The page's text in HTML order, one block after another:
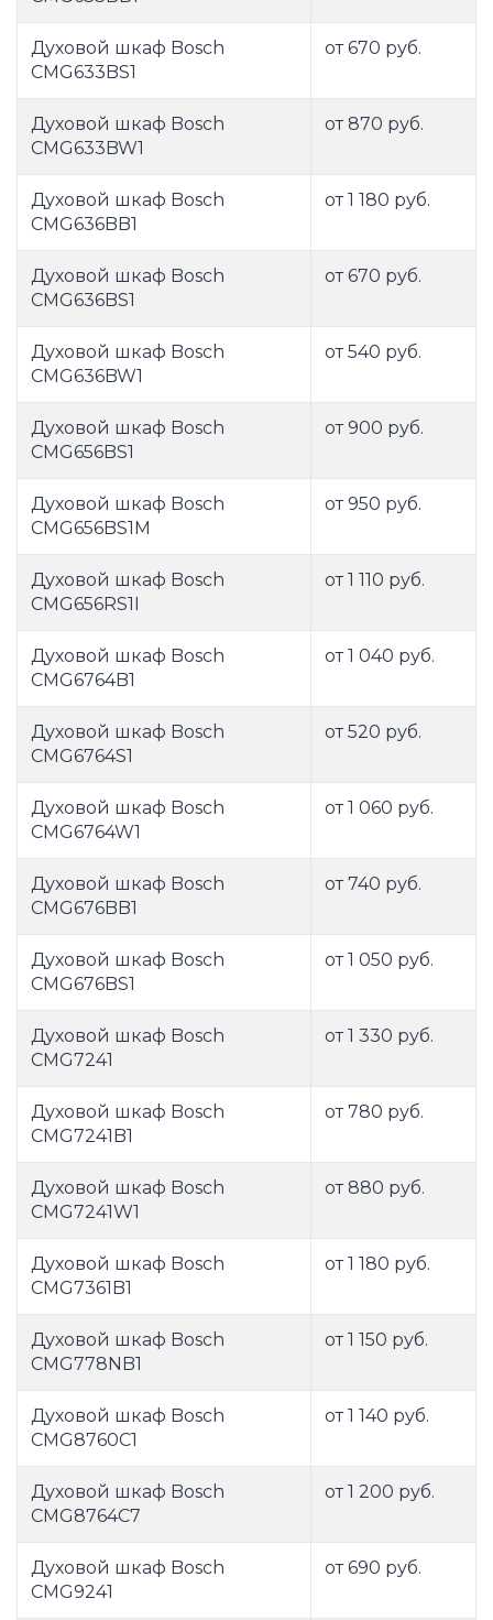
Духовой шкаф Bosch
CMG633BS1
от 670 руб.
Духовой шкаф Bosch
CMG633BW1
от 870 руб.
Духовой шкаф Bosch
CMG636BB1
от 1 180 руб.
Духовой шкаф Bosch
CMG636BS1
от 670 руб.
Духовой шкаф Bosch
CMG636BW1
от 540 руб.
Духовой шкаф Bosch
CMG656BS1
от 900 руб.
Духовой шкаф Bosch
CMG656BS1M
от 950 руб.
Духовой шкаф Bosch
CMG656RS1I
от 1 110 руб.
Духовой шкаф Bosch
CMG6764B1
от 1 040 руб.
Духовой шкаф Bosch
CMG6764S1
от 520 руб.
Духовой шкаф Bosch
CMG6764W1
от 1 060 руб.
Духовой шкаф Bosch
CMG676BB1
от 740 руб.
Духовой шкаф Bosch
CMG676BS1
от 1 050 руб.
Духовой шкаф Bosch
CMG7241
от 1 330 руб.
Духовой шкаф Bosch
CMG7241B1
от 780 руб.
Духовой шкаф Bosch
CMG7241W1
от 880 руб.
Духовой шкаф Bosch
CMG7361B1
от 1 180 руб.
Духовой шкаф Bosch
CMG778NB1
от 1 150 руб.
Духовой шкаф Bosch
CMG8760C1
от 1 140 руб.
Духовой шкаф Bosch
CMG8764C7
от 1 200 руб.
Духовой шкаф Bosch
CMG9241
от 690 руб.